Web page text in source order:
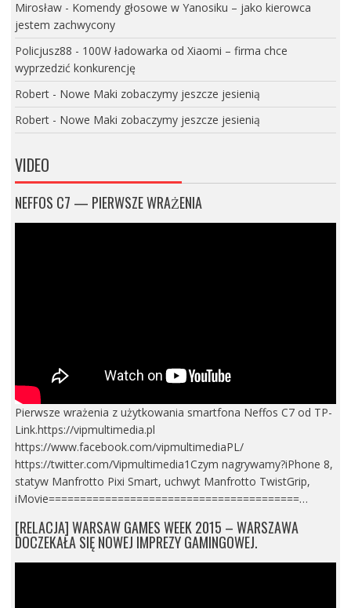
Mirosław- Komendy głosowe w Yanosiku – jako kierowca
jestem zachwycony
Policjusz88 - 100W ładowarka od Xiaomi – firma chce
wyprzedzić konkurencję
Robert- Nowe Maki zobaczymy jeszcze jesienią
Robert- Nowe Maki zobaczymy jeszcze jesienią
VIDEO
NEFFOS C7 — PIERWSZE WRAŻENIA
Pierwsze wrażenia z użytkowania smartfona Neffos C7 od TP-
Link.https://vipmultimedia.pl
https://www.facebook.com/vipmultimediaPL/
https://twitter.com/Vipmultimedia1Czym nagrywamy?iPhone 8,
statyw Manfrotto Pixi Smart, uchwyt Manfrotto TwistGrip,
iMovie========================================…
[RELACJA] WARSAW GAMES WEEK 2015 – WARSZAWA
DOCZEKAŁA SIĘ NOWEJ IMPREZY GAMINGOWEJ.